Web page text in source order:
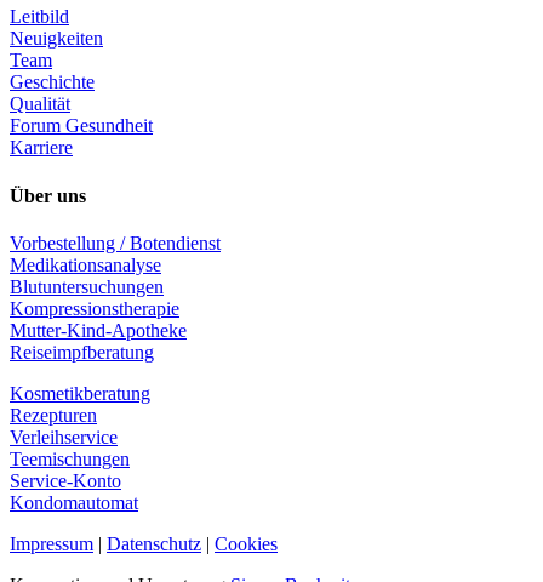
Leitbild
Neuigkeiten
Team
Geschichte
Qualität
Forum Gesundheit
Karriere
Über uns
Vorbestellung / Botendienst
Medikationsanalyse
Blutuntersuchungen
Kompressionstherapie
Mutter-Kind-Apotheke
Reiseimpfberatung
Kosmetikberatung
Rezepturen
Verleihservice
Teemischungen
Service-Konto
Kondomautomat
Impressum | Datenschutz | Cookies